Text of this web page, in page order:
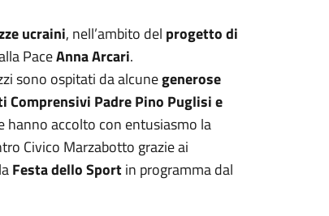
ucraini, nell’ambito del progetto di
PaceAnna Arcari.
sono ospitati da alcunegenerose
Comprensivi Padre Pino Puglisi e
hanno accolto con entusiasmo la
Civico Marzabotto grazie ai
Festa dello Sportin programma dal